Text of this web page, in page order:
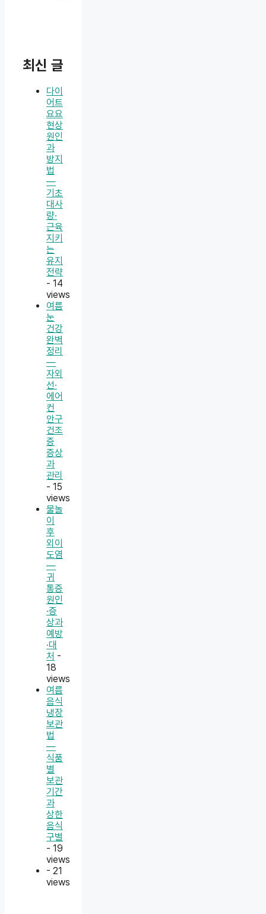
최신 글
다이
어트
요요
현상
원인
과
방지
법
—
기초
대사
량·
근육
지키
는
유지
전략
- 14
views
여름
눈
건강
완벽
정리
—
자외
선·
에어
컨
안구
건조
증
증상
과
관리
- 15
views
물놀
이
후
외이
도염
—
귀
통증
원인
·증
상과
예방
·대
처 -
18
views
여름
음식
냉장
보관
법
—
식품
별
보관
기간
과
상한
음식
구별
- 19
views
- 21
views